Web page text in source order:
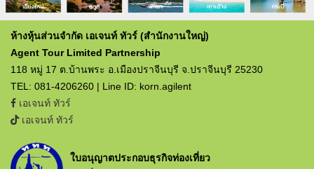
ห้างหุ้นส่วนจำกัด เอเจนท์ ทัวร์ (สำนักงานใหญ่)
Agent Tour Limited Partnership
118 หมู่ 17 ต.บ้านพระ อ.เมืองปราจีนบุรี จ.ปราจีนบุรี 25230
TEL: 081-4206260 | Line ID: korn.agilent
เอเจนท์ ทัวร์
เอเจนท์ ทัวร์
ใบอนุญาตประกอบธุรกิจท่องเที่ยว